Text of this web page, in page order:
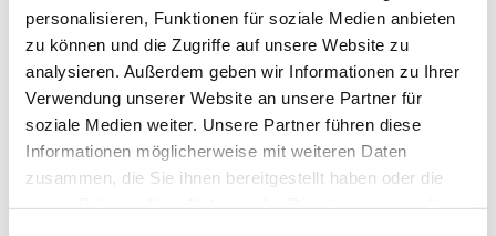
personalisieren, Funktionen für soziale Medien anbieten
zu können und die Zugriffe auf unsere Website zu
analysieren. Außerdem geben wir Informationen zu Ihrer
Verwendung unserer Website an unsere Partner für
soziale Medien weiter. Unsere Partner führen diese
Informationen möglicherweise mit weiteren Daten
zusammen, die Sie ihnen bereitgestellt haben oder die
gesamter Thread: RSS-Feed dieser Diskussion
1* Sitzplatz Essen abzugeben-buschi ,07.12.2024, 20:43
Aus-, Aus-, Auswärtssieg!- Amafan,08.12.2024, 15:46
Aus-, Aus-, Auswärtssieg!
08.12.2024, 17:25
Aus-, Aus-, Auswärtssieg! - nordkurvenasso
08.12.2024, 19:01
Aus-, Aus-, Auswärtssieg!-United Sixties
,